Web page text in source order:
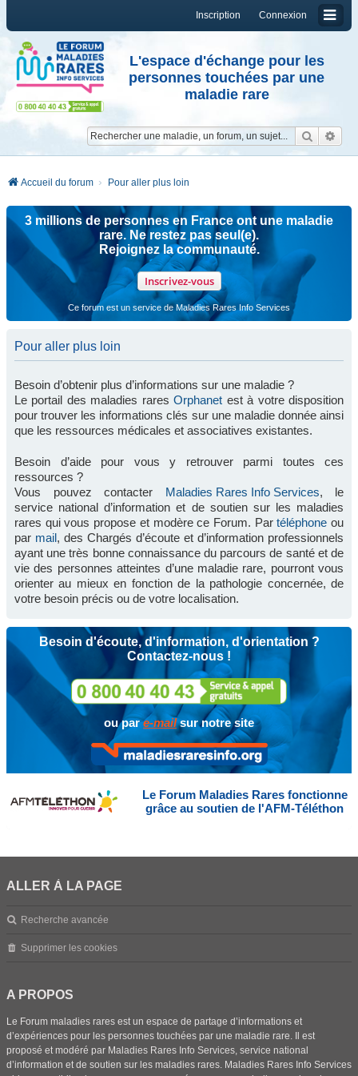
Connexion
Inscription
L'espace d'échange pour les
personnes touchées par une
maladie rare
Accueil du forum Pour aller plus loin
3 millions de personnes en France ont une maladie
rare. Ne restez pas seul(e).
Rejoignez la communauté.
Inscrivez-vous
Ce forum est un service de Maladies Rares Info Services
Pour aller plus loin
Besoin d’obtenir plus d’informations sur une maladie ?
Le portail des maladies raresOrphanet est à votre disposition
pour trouver les informations clés sur une maladie donnée ainsi
que les ressources médicales et associatives existantes.
Besoin d’aide pour vous y retrouver parmi toutes ces
ressources ?
Vous pouvez contacter Maladies Rares Info Services, le
service national d’information et de soutien sur les maladies
rares qui vous propose et modère ce Forum. Partéléphone ou
par mail, des Chargés d’écoute et d’information professionnels
ayant une très bonne connaissance du parcours de santé et de
vie des personnes atteintes d’une maladie rare, pourront vous
orienter au mieux en fonction de la pathologie concernée, de
votre besoin précis ou de votre localisation.
Besoin d'écoute, d'information, d'orientation ?
Contactez-nous !
ou pare-mailsur notre site
Le Forum Maladies Rares fonctionne
grâce au soutien de l'AFM-Téléthon
ALLER À LA PAGE
Recherche avancée
Supprimer les cookies
A PROPOS
Le Forum maladies rares est un espace de partage d’informations et
d’expériences pour les personnes touchées par une maladie rare. Il est
proposé et modéré par Maladies Rares Info Services, service national
d’information et de soutien sur les maladies rares. Maladies Rares Info Services